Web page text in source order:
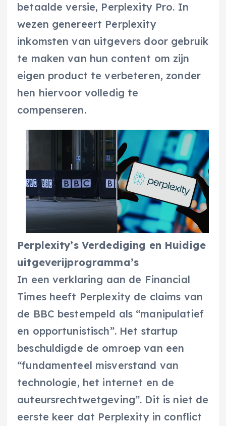
betaalde versie, Perplexity Pro. In
wezen genereert Perplexity
inkomsten van uitgevers door gebruik
te maken van hun content om zijn
eigen product te verbeteren, zonder
hen hiervoor volledig te
compenseren.
Perplexity’s Verdediging en Huidige
uitgeverijprogramma’s
In een verklaring aan de Financial
Times heeft Perplexity de claims van
de BBC bestempeld als “manipulatief
en opportunistisch”. Het startup
beschuldigde de omroep van een
“fundamenteel misverstand van
technologie, het internet en de
auteursrechtwetgeving”. Dit is niet de
eerste keer dat Perplexity in conflict